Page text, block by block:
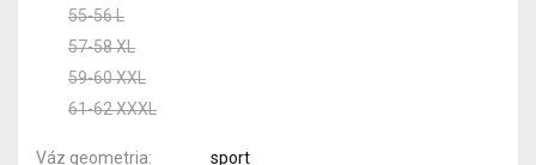
55-56 L
57-58 XL
59-60 XXL
61-62 XXXL
Váz geometria
sport